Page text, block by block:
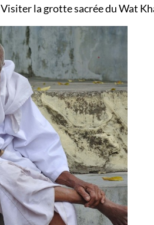
Visiter la grotte sacrée du Wat